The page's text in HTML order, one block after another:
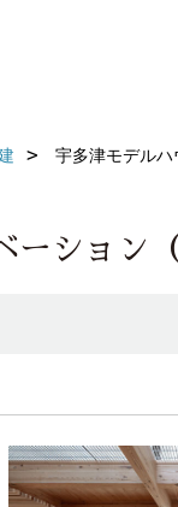
宇多津モデルハ
ション（